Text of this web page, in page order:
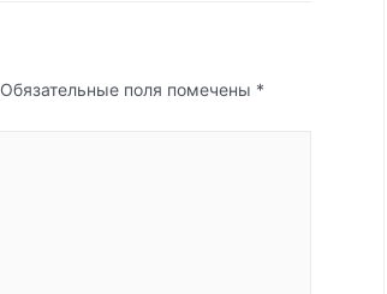
Обязательные поля помечены *